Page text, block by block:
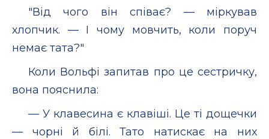
"Від чого він співає? — міркував
хлопчик. — І чому мовчить, коли поруч
немає тата?"
Коли Вольфі запитав про це сестричку,
вона пояснила:
— У клавесина є клавіші. Це ті дощечки
— чорні й білі. Тато натискає на них